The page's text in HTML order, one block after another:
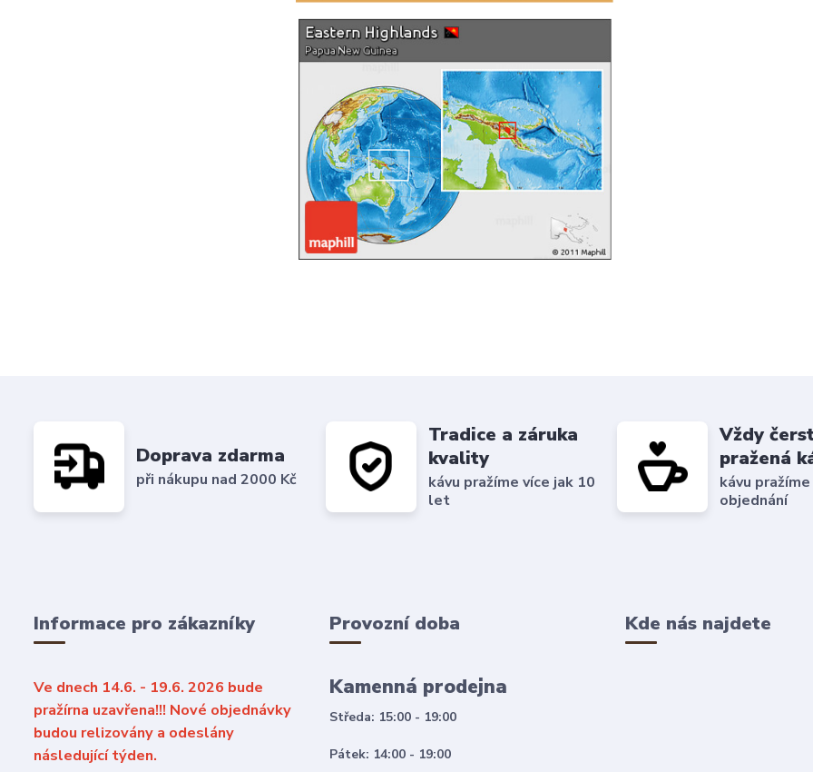
Doprava zdarma
při nákupu nad 2000 Kč
Tradice a záruka
kvality
kávu pražíme více jak 10
let
Vždy
pražená
kávu
objednání
Informace pro zákazníky
Ve dnech 14.6. - 19.6. 2026 bude
pražírna uzavřena!!! Nové objednávky
budou relizovány a odeslány
následující týden.
Provozní doba
Kamenná prodejna
Středa: 15:00 - 19:00
Pátek: 14:00 - 19:00
Kde nás najdete